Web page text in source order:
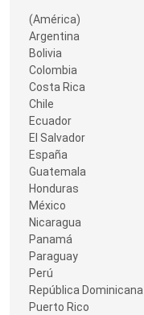
(América)
Argentina
Bolivia
Colombia
Costa Rica
Chile
Ecuador
El Salvador
España
Guatemala
Honduras
México
Nicaragua
Panamá
Paraguay
Perú
República Dominicana
Puerto Rico